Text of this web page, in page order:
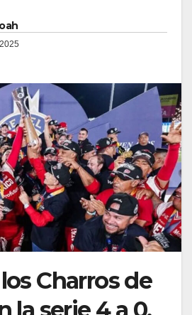
Charros de
la serie 4 a 0.